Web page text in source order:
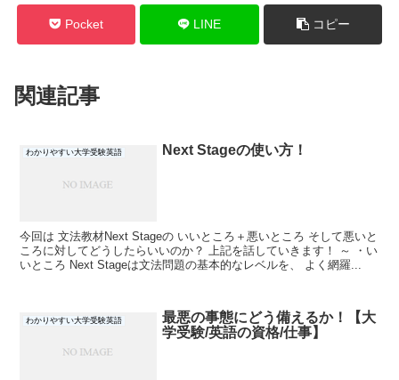
Pocket LINE コピー
関連記事
わかりやすい大学受験英語 Next Stageの使い方！
今回は 文法教材Next Stageの いいところ＋悪いところ そして悪いと
ころに対してどうしたらいいのか？ 上記を話していきます！ ～ ・い
いところ Next Stageは文法問題の基本的なレベルを、 よく網羅...
わかりやすい大学受験英語
最悪の事態にどう備えるか！【大
学受験/英語の資格/仕事】